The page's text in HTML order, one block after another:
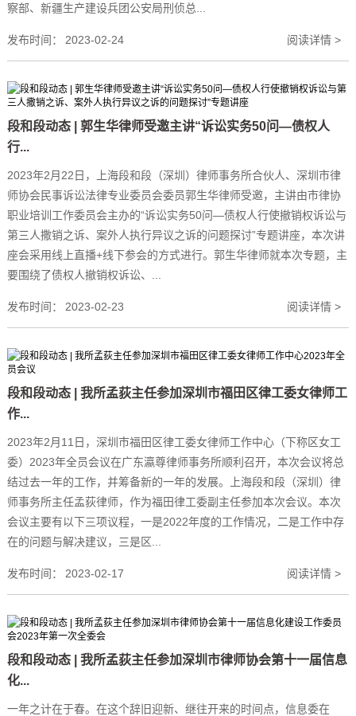
察部、新疆生产建设兵团公安局刑侦总...
发布时间： 2023-02-24 阅读详情 >
段和段动态 | 郭生华律师受邀主讲“诉讼实务50问—债权人
行...
2023年2月22日，上海段和段（深圳）律师事务所合伙人、深圳市律
师协会民事诉讼法律专业委员会委员郭生华律师受邀，主讲由市律协
职业培训工作委员会主办的“诉讼实务50问—债权人行使撤销权诉讼与
第三人撒销之诉、案外人执行异议之诉的问题探讨”专题讲座，本次讲
座会采用线上直播+线下参会的方式进行。郭生华律师就本次专题，主
要围绕了债权人撤销权诉讼、...
发布时间： 2023-02-23 阅读详情 >
段和段动态 | 我所孟荻主任参加深圳市福田区律工委女律师工
作...
2023年2月11日，深圳市福田区律工委女律师工作中心（下称区女工
委）2023年全员会议在广东瀛尊律师事务所顺利召开，本次会议将总
结过去一年的工作，并筹备新的一年的发展。上海段和段（深圳）律
师事务所主任孟荻律师，作为福田律工委副主任参加本次会议。本次
会议主要有以下三项议程，一是2022年度的工作情况，二是工作中存
在的问题与解决建议，三是区...
发布时间： 2023-02-17 阅读详情 >
段和段动态 | 我所孟荻主任参加深圳市律师协会第十一届信息
化...
一年之计在于春。在这个辞旧迎新、继往开来的时间点，信息委在